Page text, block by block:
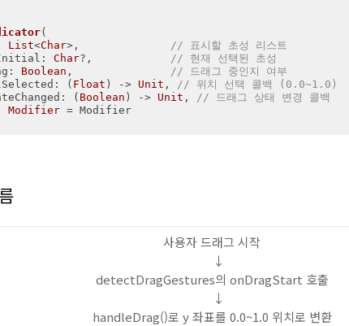
(
List<Char>,
// 표시할 초성 리스트
Char?,
// 현재 선택된 초성
Boolean ,
// 드래그 중인지 여부
(
Float ) -> Unit ,
// 위치 선택 콜백 (0.0~1.0)
(
Boolean ) -> Unit ,
// 드래그 상태 변경 콜백
Modifier = Modifier
사용자 드래그 시작
↓
detectDragGestures의 onDragStart 호출
↓
handleDrag()로 y 좌표를 0.0~1.0 위치로 변환